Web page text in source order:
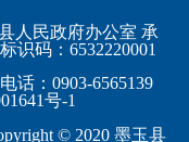
江苏省
浙江省
安徽省
策勒县
民丰县
人民政府办公室 承
识码：6532220001
话：0903-6565139
号-1
© 2020 墨玉县